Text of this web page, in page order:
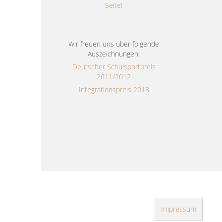
Seite!
Wir freuen uns über folgende
Auszeichnungen:
Deutscher Schulsportpreis
2011/2012
Integrationspreis 2018
Impressum